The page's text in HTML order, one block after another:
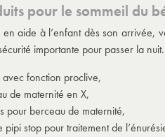
pour le sommeil du
aide à l’enfant dès son arrivée,
importante pour passer la
avec fonction proclive,
de maternité en X,
pour berceau de maternité,
pipi stop pour traitement de